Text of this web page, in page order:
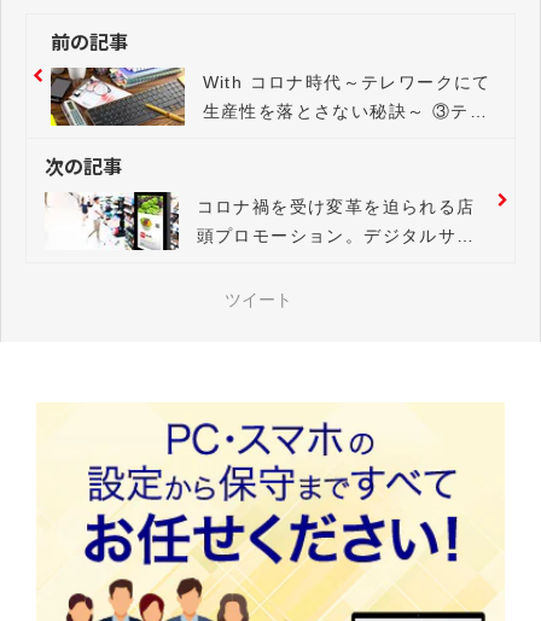
前の記事
With コロナ時代～テレワークにて
生産性を落とさない秘訣～ ③テレ
次の記事
コロナ禍を受け変革を迫られる店
頭プロモーション。デジタルサイ
の重要性とメリット
ツイート